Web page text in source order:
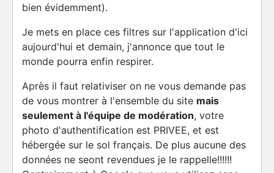
bien évidemment).
Je mets en place ces filtres sur l'application d'ici
aujourd'hui et demain, j'annonce que tout le
monde pourra enfin respirer.
Après il faut relativiser on ne vous demande pas
de vous montrer à l'ensemble du site mais
seulement à l'équipe de modération, votre
photo d'authentification est PRIVEE, et est
hébergée sur le sol français. De plus aucune des
données ne seont revendues je le rappelle!!!!!!